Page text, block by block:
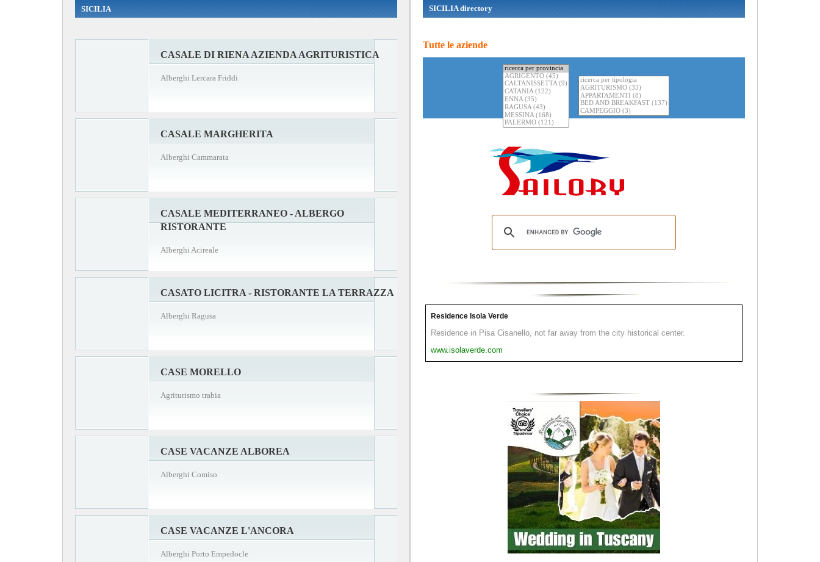
SICILIA
CASALE DI RIENA AZIENDA AGRITURISTICA
Alberghi Lercara Friddi
CASALE MARGHERITA
Alberghi Cammarata
CASALE MEDITERRANEO - ALBERGO
RISTORANTE
Alberghi Acireale
CASATO LICITRA - RISTORANTE LA TERRAZZA
Alberghi Ragusa
CASE MORELLO
Agriturismo trabia
CASE VACANZE ALBOREA
Alberghi Comiso
CASE VACANZE L'ANCORA
Alberghi Porto Empedocle
SICILIA directory
Tutte le aziende
Residence Isola Verde
Residence in Pisa Cisanello, not far away from the city historical center.
www.isolaverde.com